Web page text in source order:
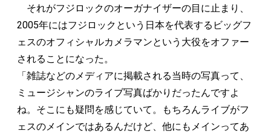
それがフジロックのオーガナイザーの目に止まり、
2005年にはフジロックという日本を代表するビッグフ
ェスのオフィシャルカメラマンという大役をオファー
されることになった。
「雑誌などのメディアに掲載される当時の写真って、
ミュージシャンのライブ写真ばかりだったんですよ
ね。そこにも疑問を感じていて。もちろんライブがフ
ェスのメインではあるんだけど、他にもメインってあ